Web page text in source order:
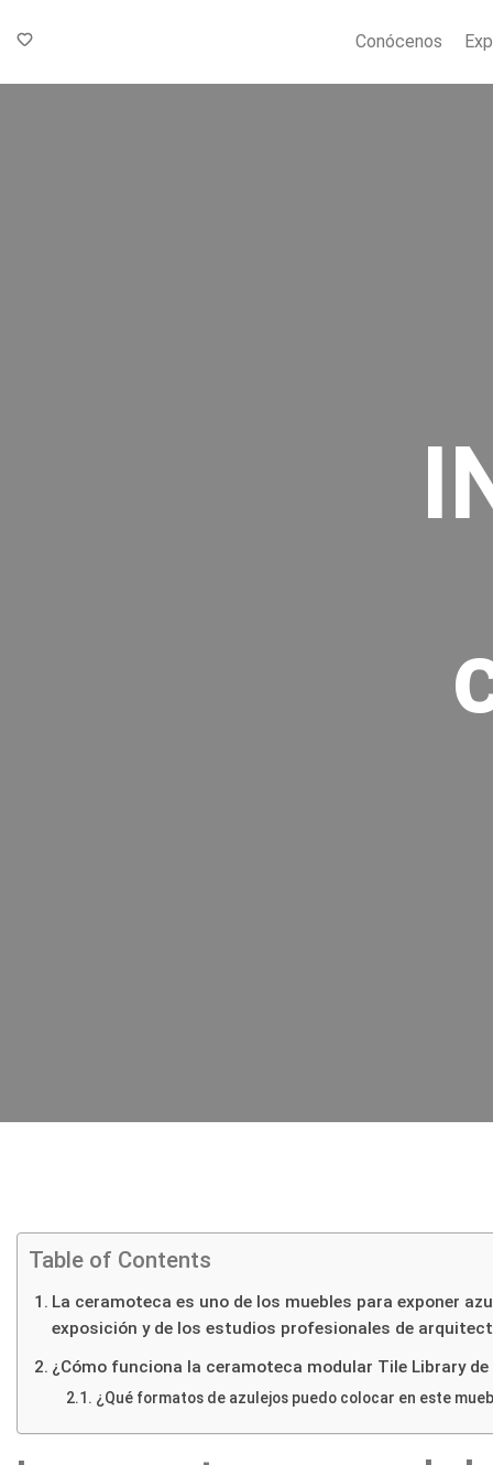
Conócenos
Table of Contents
La ceramoteca es uno de los muebles para exponer
exposición y de los estudios profesionales de
¿Cómo funciona la ceramoteca modular Tile Library de
¿Qué formatos de azulejos puedo colocar en este